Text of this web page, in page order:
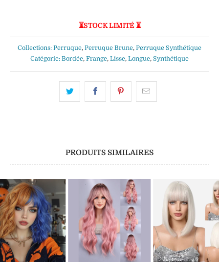
⏳STOCK LIMITÉ ⏳
Collections: Perruque, Perruque Brune, Perruque Synthétique
Catégorie: Bordée, Frange, Lisse, Longue, Synthétique
PRODUITS SIMILAIRES